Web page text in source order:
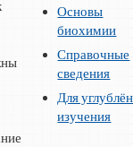
Основы
биохимии
Справочные
сведения
Для
изучения